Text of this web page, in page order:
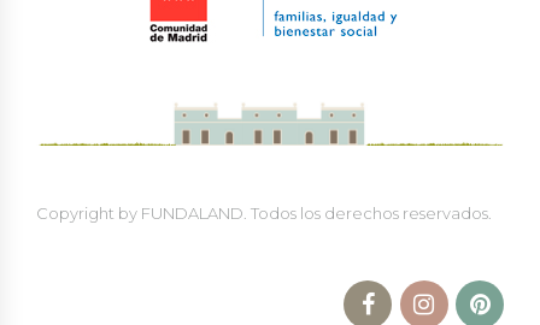
Copyright by FUNDALAND. Todos los derechos reservados.